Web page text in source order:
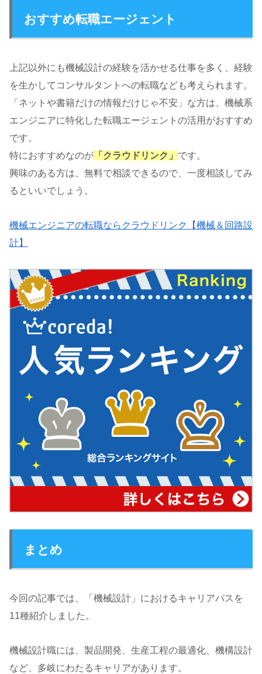
おすすめ転職エージェント
上記以外にも機械設計の経験を活かせる仕事を多く、経験
を生かしてコンサルタントへの転職なども考えられます。
「ネットや書籍だけの情報だけじゃ不安」な方は、機械系
エンジニアに特化した転職エージェントの活用がおすすめ
です。
特におすすめなのが 「クラウドリンク」 です。
興味のある方は、無料で相談できるので、一度相談してみ
るといいでしょう。
機械エンジニアの転職ならクラウドリンク【機械＆回路設
計】
まとめ
今回の記事では、「機械設計」におけるキャリアパスを
11種紹介しました。
機械設計職には、製品開発、生産工程の最適化、機構設計
など、多岐にわたるキャリアがあります。